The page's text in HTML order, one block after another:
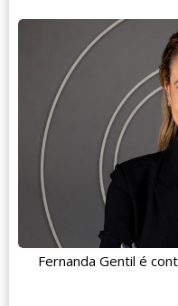
Fernanda Gentil é